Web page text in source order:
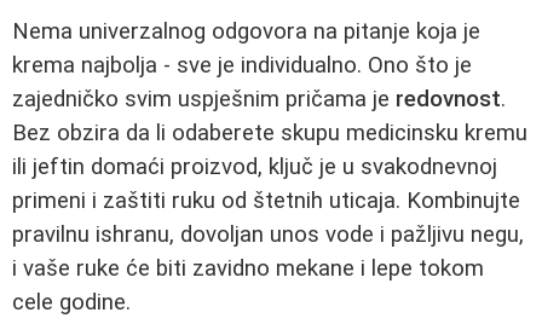
Nema univerzalnog odgovora na pitanje koja je
krema najbolja - sve je individualno. Ono što je
zajedničko svim uspješnim pričama je redovnost.
Bez obzira da li odaberete skupu medicinsku kremu
ili jeftin domaći proizvod, ključ je u svakodnevnoj
primeni i zaštiti ruku od štetnih uticaja. Kombinujte
pravilnu ishranu, dovoljan unos vode i pažljivu negu,
i vaše ruke će biti zavidno mekane i lepe tokom
cele godine.